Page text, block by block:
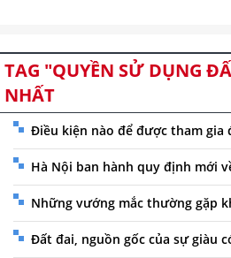
TAG "QUYỀN SỬ DỤNG
NHẤT
Điều kiện nào để được tham gia
Hà Nội ban hành quy định mới
Những vướng mắc thường gặp
Đất đai, nguồn gốc của sự giàu